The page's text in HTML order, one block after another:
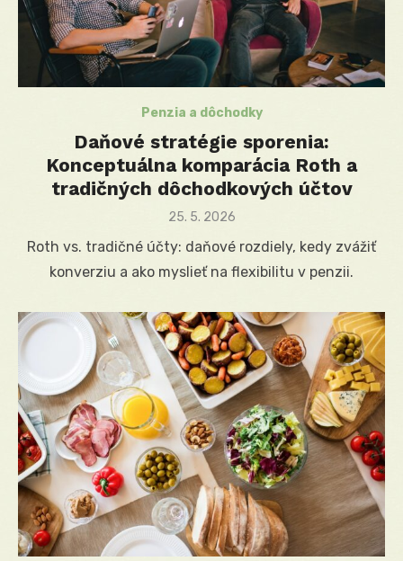
Penzia a dôchodky
Daňové stratégie sporenia:
Konceptuálna komparácia Roth a
tradičných dôchodkových účtov
Posted
25. 5. 2026
Roth vs. tradičné účty: daňové rozdiely, kedy zvážiť
konverziu a ako myslieť na flexibilitu v penzii.